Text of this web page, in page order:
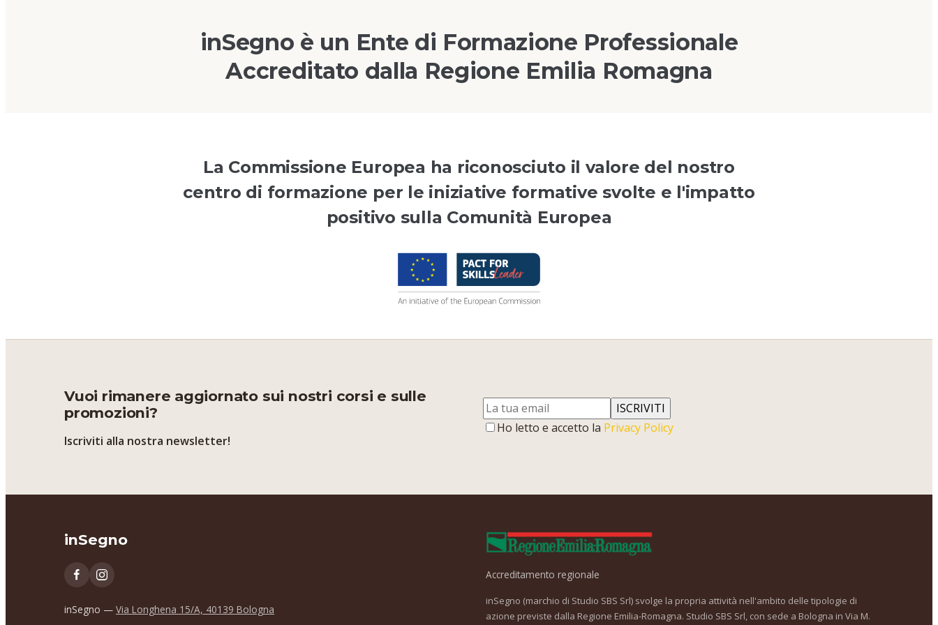
inSegno è un Ente di Formazione Professionale
Accreditato dalla Regione Emilia Romagna
La Commissione Europea ha riconosciuto il valore del nostro
centro di formazione per le iniziative formative svolte e l'impatto
positivo sulla Comunità Europea
Vuoi rimanere aggiornato sui nostri corsi e sulle
promozioni?
Iscriviti alla nostra newsletter!
ISCRIVITI
Ho letto e accetto la Privacy Policy
inSegno
inSegno — Via Longhena 15/A, 40139 Bologna
Accreditamento regionale
inSegno (marchio di Studio SBS Srl) svolge la propria attività nell'ambito delle tipologie di
azione previste dalla Regione Emilia-Romagna. Studio SBS Srl, con sede a Bologna in Via M.